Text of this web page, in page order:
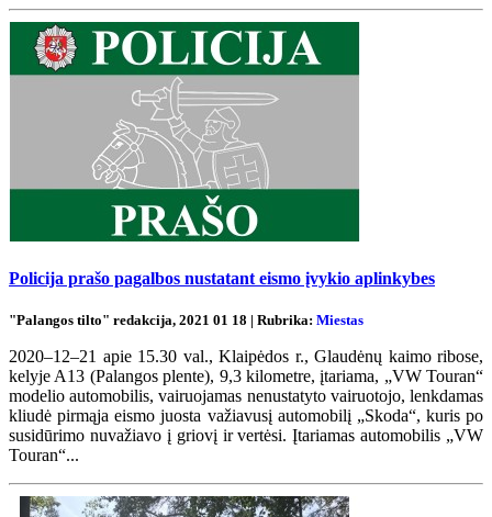
Policija prašo pagalbos nustatant eismo įvykio aplinkybes
"Palangos tilto" redakcija, 2021 01 18 | Rubrika: Miestas
2020–12–21 apie 15.30 val., Klaipėdos r., Glaudėnų kaimo ribose,
kelyje A13 (Palangos plente), 9,3 kilometre, įtariama, „VW Touran“
modelio automobilis, vairuojamas nenustatyto vairuotojo, lenkdamas
kliudė pirmąja eismo juosta važiavusį automobilį „Skoda“, kuris po
susidūrimo nuvažiavo į griovį ir vertėsi. Įtariamas automobilis „VW
Touran“...